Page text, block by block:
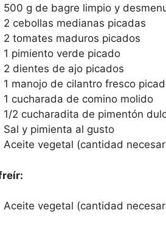
500 g de bagre limpio y
2 cebollas medianas picadas
2 tomates maduros picados
1 pimiento verde picado
2 dientes de ajo picados
1 manojo de cilantro fresco
1 cucharada de comino molido
1/2 cucharadita de pimentón
Sal y pimienta al gusto
Aceite vegetal (cantidad
Aceite vegetal (cantidad